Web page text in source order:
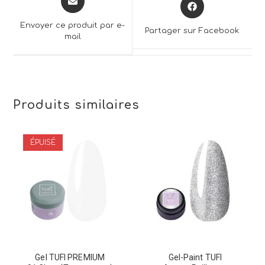
in
new
Envoyer ce produit par e-
mail
in
Partager sur Facebook
Produits similaires
ÉPUISÉ
Gel TUFI PREMIUM
Gel-Paint TUFI